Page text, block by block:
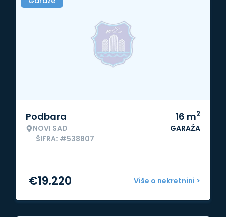
Podbara
NOVI SAD
ŠIFRA: #538807
16 m2
GARAŽA
Više o nekretnini >
€19.220